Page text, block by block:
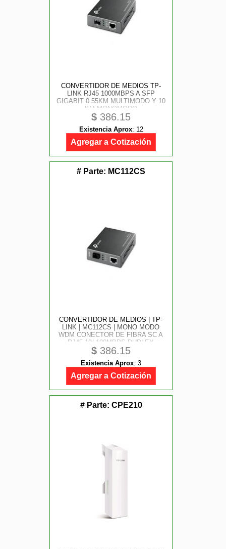
CONVERTIDOR DE MEDIOS TP-
LINK RJ45 1000MBPS A SFP
GIGABIT 0.55KM MULTIMODO Y 10
KM MONOMODO
$ 386.15
Existencia Aprox: 12
Agregar a Cotización
# Parte: MC112CS
CONVERTIDOR DE MEDIOS | TP-
LINK | MC112CS | MONO MODO
WDM CONECTOR DE FIBRA SC A
RJ45 10/ 100MBPS DUPLEX
$ 386.15
Existencia Aprox: 3
Agregar a Cotización
# Parte: CPE210